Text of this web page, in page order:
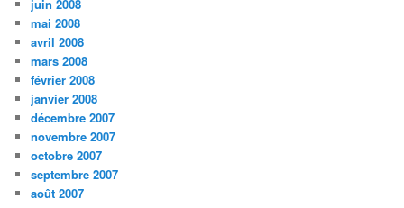
juin 2008
mai 2008
avril 2008
mars 2008
février 2008
janvier 2008
décembre 2007
novembre 2007
octobre 2007
septembre 2007
août 2007